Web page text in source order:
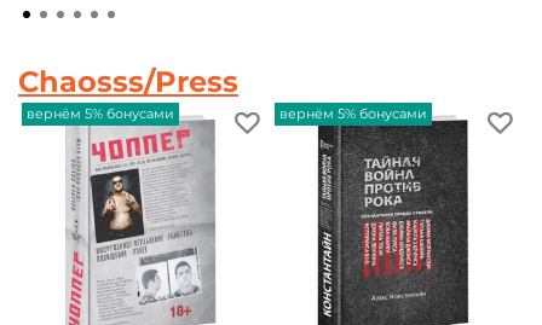
Chaosss/Press
вернём 5% бонусами вернём 5% бонусами